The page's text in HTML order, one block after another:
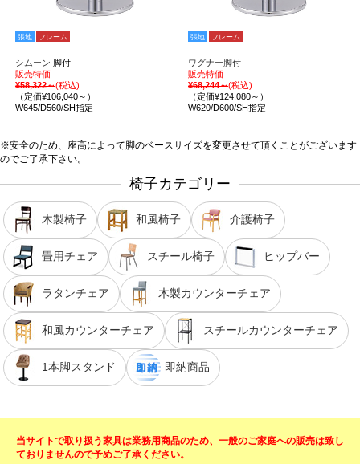
張地 フレーム
シムーン 脚付
販売特価
¥58,322～(税込)
（定価¥106,040～）
W645/D560/SH指定
張地 フレーム
ワグナー脚付
販売特価
¥68,244～(税込)
（定価¥124,080～）
W620/D600/SH指定
※安全のため、座高によって脚のベースサイズを変更させて頂くことがございます
のでご了承下さい。
椅子カテゴリー
木製椅子 和風椅子 介護椅子
畳用チェア スチール椅子 ヒップバー
ラタンチェア 木製カウンターチェア
和風カウンターチェア スチールカウンターチェア
1本脚スタンド 即納商品
当サイトで取り扱う家具は業務用商品のため、一般のご家庭への販売は致し
ておりませんので予めご了承ください。